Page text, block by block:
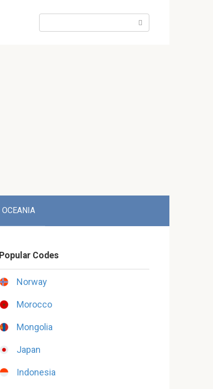
OCEANIA
Popular Codes
Norway
Morocco
Mongolia
Japan
Indonesia